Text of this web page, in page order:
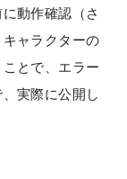
動作確認（さ
ャラクターの
とで、エラー
実際に公開し